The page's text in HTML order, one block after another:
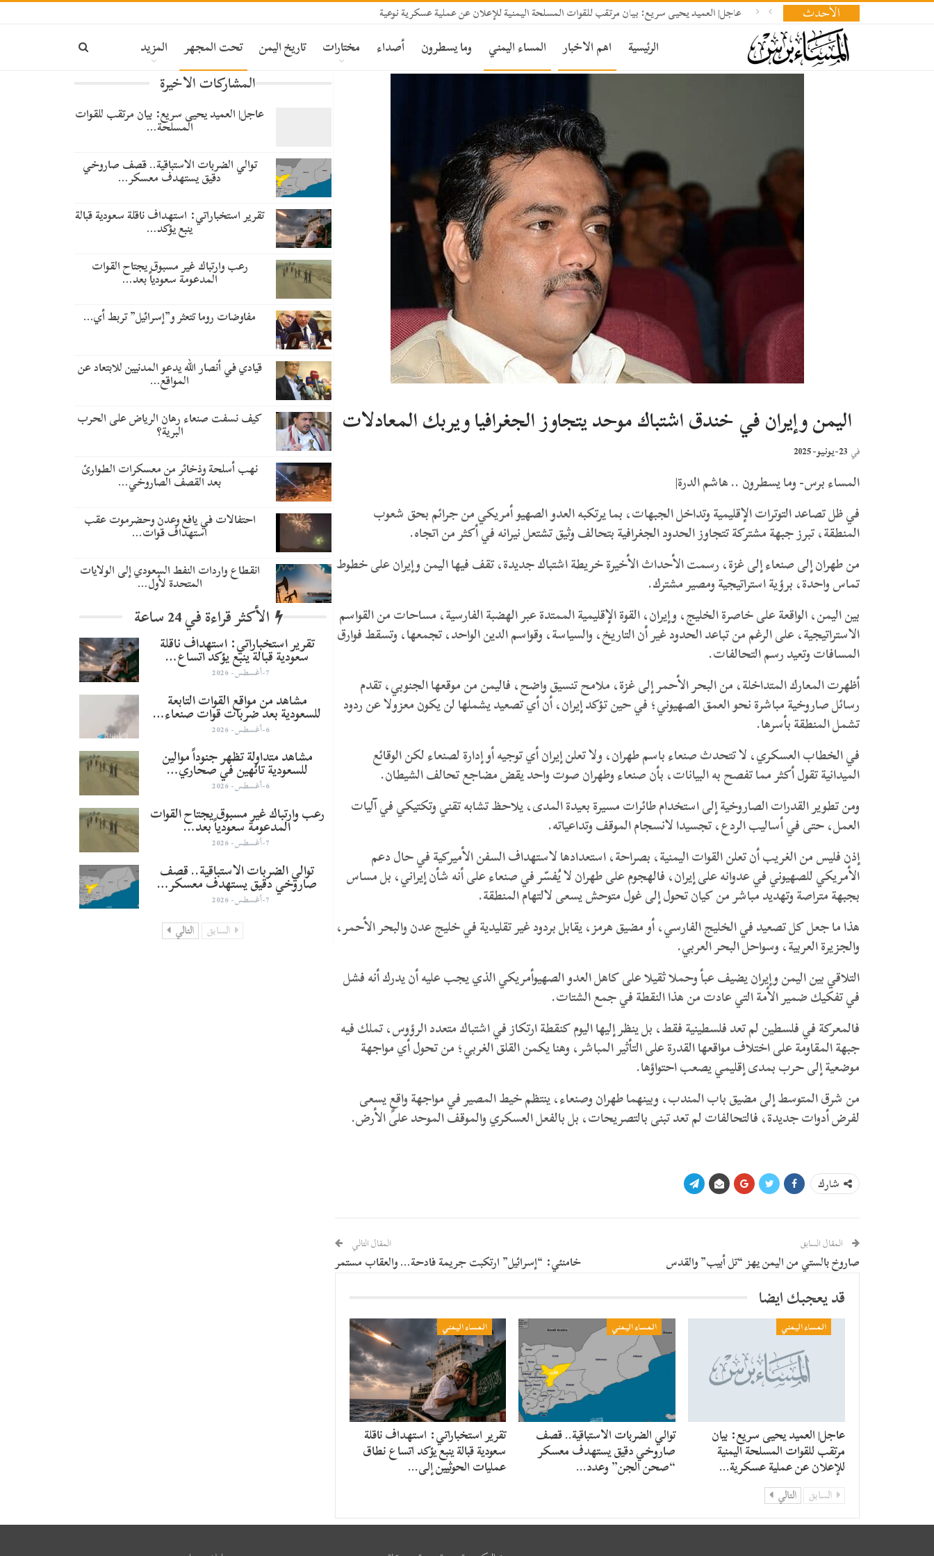
الأحدث عاجل| العميد يحيى سريع: بيان مرتقب للقوات المسلحة اليمنية للإعلان عن عملية عسكرية نوعية
الرئيسية اهم الاخبار المساء اليمني وما يسطرون أصداء مختارات تاريخ اليمن تحت المجهر المزيد
اليمن وإيران في خندق اشتباك موحد يتجاوز الجغرافيا ويربك المعادلات
في 23-يونيو- 2025
المساء برس- وما يسطرون .. هاشم الدرة|
في ظل تصاعد التوترات الإقليمية وتداخل الجبهات، بما يرتكبه العدو الصهيو أمريكي من جرائم بحق شعوب
المنطقة، تبرز جبهة مشتركة تتجاوز الحدود الجغرافية بتحالف وثيق تشتعل نيرانه في أكثر من اتجاه.
من طهران إلى صنعاء إلى غزة، رسمت الأحداث الأخيرة خريطة اشتباك جديدة، تقف فيها اليمن وإيران على خطوط
تماس واحدة، برؤية استراتيجية ومصير مشترك.
بين اليمن، الواقعة على خاصرة الخليج، وإيران، القوة الإقليمية الممتدة عبر الهضبة الفارسية، مساحات من القواسم
الاستراتيجية، على الرغم من تباعد الحدود غير أن التاريخ، والسياسة، وقواسم الدين الواحد، تجمعها، وتسقط فوارق
المسافات وتعيد رسم التحالفات.
أظهرت المعارك المتداخلة، من البحر الأحمر إلى غزة، ملامح تنسيق واضح، فاليمن من موقعها الجنوبي، تقدم
رسائل صاروخية مباشرة نحو العمق الصهيوني؛ في حين تؤكد إيران، أن أي تصعيد يشملها لن يكون معزولا عن ردود
تشمل المنطقة بأسرها.
في الخطاب العسكري، لا تتحدث صنعاء باسم طهران، ولا تعلن إيران أي توجيه أو إدارة لصنعاء لكن الوقائع
الميدانية تقول أكثر مما تفصح به البيانات، بأن صنعاء وطهران صوت واحد يقض مضاجع تحالف الشيطان.
ومن تطوير القدرات الصاروخية إلى استخدام طائرات مسيرة بعيدة المدى، يلاحظ تشابه تقني وتكتيكي في آليات
العمل، حتى في أساليب الردع، تجسيدا لانسجام الموقف وتداعياته.
إذن فليس من الغريب أن تعلن القوات اليمنية، بصراحة، استعدادها لاستهداف السفن الأميركية في حال دعم
الأمريكي للصهيوني في عدوانه على إيران، فالهجوم على طهران لا يُفسّر في صنعاء على أنه شأن إيراني، بل مساس
بجبهة متراصة وتهديد مباشر من كيان تحول إلى غول متوحش يسعى لالتهام المنطقة.
هذا ما جعل كل تصعيد في الخليج الفارسي، أو مضيق هرمز، يقابل بردود غير تقليدية في خليج عدن والبحر الأحمر،
والجزيرة العربية، وسواحل البحر العربي.
التلاقي بين اليمن وإيران يضيف عبأ وحملا ثقيلا على كاهل العدو الصهيوأمريكي الذي يجب عليه أن يدرك أنه فشل
في تفكيك ضمير الأمة التي عادت من هذا النقطة في جمع الشتات.
فالمعركة في فلسطين لم تعد فلسطينية فقط، بل ينظر إليها اليوم كنقطة ارتكاز في اشتباك متعدد الرؤوس، تملك فيه
جبهة المقاومة على اختلاف مواقعها القدرة على التأثير المباشر، وهنا يكمن القلق الغربي؛ من تحول أي مواجهة
موضعية إلى حرب بمدى إقليمي يصعب احتواؤها.
من شرق المتوسط إلى مضيق باب المندب، وبينهما طهران وصنعاء، ينتظم خيط المصير في مواجهة واقعٍ يسعى
لفرض أدوات جديدة، فالتحالفات لم تعد تبنى بالتصريحات، بل بالفعل العسكري والموقف الموحد على الأرض.
شارك
المقال السابق
صاروخ بالستي من اليمن يهز “تل أبيب” والقدس
المقال التالي
خامنئي: “إسرائيل” ارتكبت جريمة فادحة… والعقاب مستمر
قد يعجبك ايضا
المساء اليمني
عاجل| العميد يحيى سريع: بيان
مرتقب للقوات المسلحة اليمنية
للإعلان عن عملية عسكرية…
المساء اليمني
توالي الضربات الاستباقية.. قصف
صاروخي دقيق يستهدف معسكر
“صحن الجن” وعدد…
المساء اليمني
تقرير استخباراتي: استهداف ناقلة
سعودية قبالة ينبع يؤكد اتساع نطاق
عمليات الحوثيين إلى…
السابق التالي
المشاركات الاخيرة
عاجل| العميد يحيى سريع: بيان مرتقب للقوات
المسلحة…
توالي الضربات الاستباقية.. قصف صاروخي
دقيق يستهدف معسكر…
تقرير استخباراتي: استهداف ناقلة سعودية قبالة
ينبع يؤكد…
رعب وارتباك غير مسبوق يجتاح القوات
المدعومة سعودياً بعد…
مفاوضات روما تتعثر و”إسرائيل” تربط أي…
قيادي في أنصار الله يدعو المدنيين للابتعاد عن
المواقع…
كيف نسفت صنعاء رهان الرياض على الحرب
البرية؟
نهب أسلحة وذخائر من معسكرات الطوارئ
بعد القصف الصاروخي…
احتفالات في يافع وعدن وحضرموت عقب
استهداف قوات…
انقطاع واردات النفط السعودي إلى الولايات
المتحدة لأول…
الأكثر قراءة في 24 ساعة
تقرير استخباراتي: استهداف ناقلة
سعودية قبالة ينبع يؤكد اتساع…
7-أغسطس- 2026
مشاهد من مواقع القوات التابعة
للسعودية بعد ضربات قوات صنعاء…
6-أغسطس- 2026
مشاهد متداولة تظهر جنوداً موالين
للسعودية تائهين في صحاري…
6-أغسطس- 2026
رعب وارتباك غير مسبوق يجتاح القوات
المدعومة سعودياً بعد…
7-أغسطس- 2026
توالي الضربات الاستباقية.. قصف
صاروخي دقيق يستهدف معسكر…
7-أغسطس- 2026
السابق التالي